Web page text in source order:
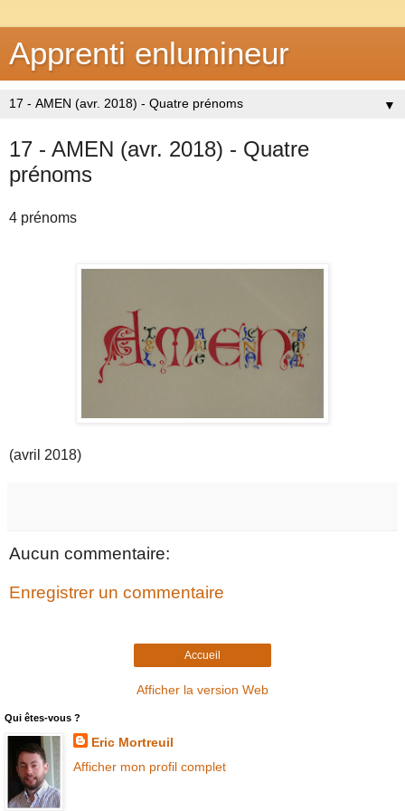
Apprenti enlumineur
▼
17 - AMEN (avr. 2018) - Quatre
prénoms
4 prénoms
(avril 2018)
Aucun commentaire:
Enregistrer un commentaire
Accueil
Afficher la version Web
Qui êtes-vous ?
Eric Mortreuil
Afficher mon profil complet